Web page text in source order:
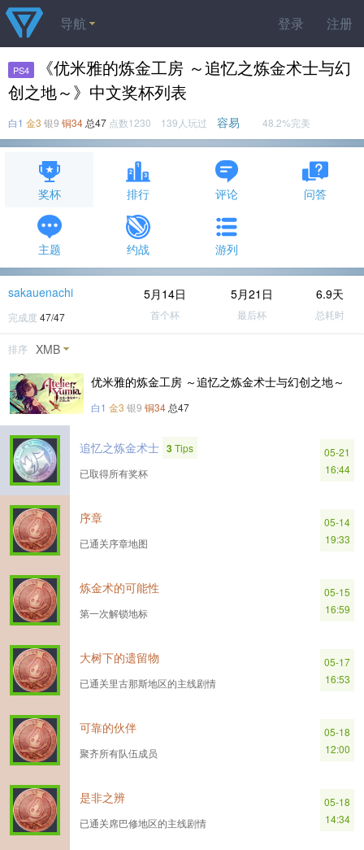
登录 注册
导航
PS4
《优米雅的炼金工房 ～追忆之炼金术士与幻
创之地～》中文奖杯列表
白1 金3 银9 铜34 总47 点数1230 139人玩过 容易 48.2%完美
奖杯 排行 评论 问答
主题 约战 游列
sakauenachi
完成度 47/47
5月14日
首个杯
5月21日
最后杯
6.9天
总耗时
排序 XMB
优米雅的炼金工房 ～追忆之炼金术士与幻创之地～
白1 金3 银9 铜34 总47
追忆之炼金术士 3Tips
已取得所有奖杯
05-21
16:44
序章
已通关序章地图
05-14
19:33
炼金术的可能性
第一次解锁地标
05-15
16:59
大树下的遗留物
已通关里古那斯地区的主线剧情
05-17
16:53
可靠的伙伴
聚齐所有队伍成员
05-18
12:00
是非之辨
已通关席巴修地区的主线剧情
05-18
14:34